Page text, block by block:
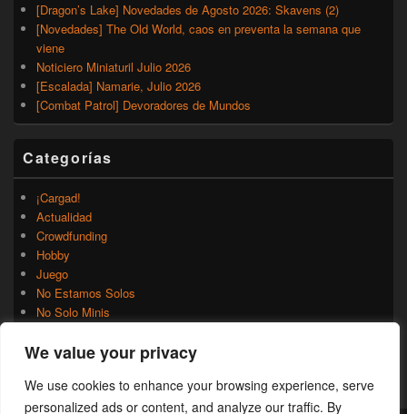
We value your privacy
We use cookies to enhance your browsing experience, serve
personalized ads or content, and analyze our traffic. By
[Dragon’s Lake] Novedades de Agosto 2026: Skavens (2)
[Novedades] The Old World, caos en preventa la semana que
viene
Noticiero Miniaturil Julio 2026
[Escalada] Namarie, Julio 2026
[Combat Patrol] Devoradores de Mundos
Categorías
¡Cargad!
Actualidad
Crowdfunding
Hobby
Juego
No Estamos Solos
No Solo Minis
Rumores
Uncategorized